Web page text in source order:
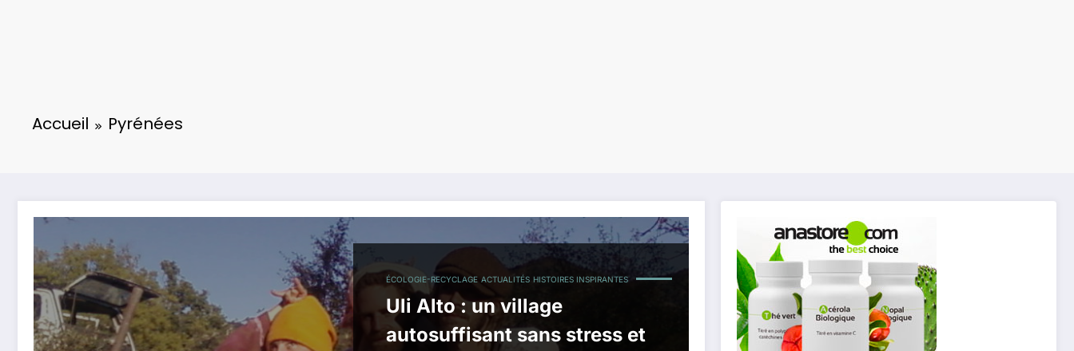
Accueil Pyrénées
ÉCOLOGIE-RECYCLAGE ACTUALITÉS HISTOIRES INSPIRANTES
Uli Alto : un village
autosuffisant sans stress et